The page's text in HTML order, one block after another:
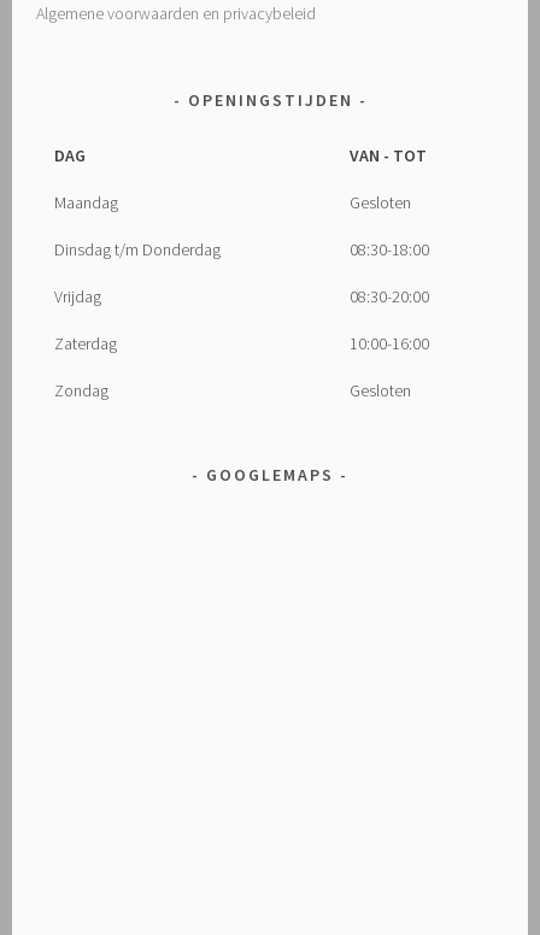
Algemene voorwaarden en privacybeleid
OPENINGSTIJDEN
DAG VAN - TOT
Maandag Gesloten
Dinsdag t/m Donderdag 08:30-18:00
Vrijdag 08:30-20:00
Zaterdag 10:00-16:00
Zondag Gesloten
GOOGLEMAPS